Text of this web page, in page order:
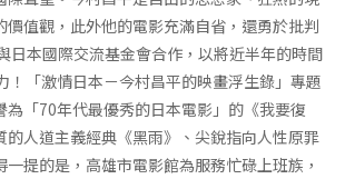
值觀，此外他的電影充滿自省，還勇於批判
日本國際交流基金會合作，以將近半年的時間
「激情日本－今村昌平的映畫浮生錄」專題
「70年代最優秀的日本電影」的《我要復
人道主義經典《黑雨》、尖銳指向人性原罪
提的是，高雄市電影館為服務忙碌上班族，